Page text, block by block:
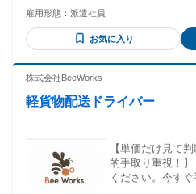
方 ✅体力面に自信がある方 ★ドライバー未経験歓迎！ ★学歴
不問（中卒・高卒OK） ★ブラ
代〜50代、男女
雇用形態： 派遣社員
お気に入り
株式会社BeeWorks
軽貨物配送ドライバー
【単価だけ見て
的手取り重視！
ください。今す